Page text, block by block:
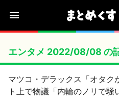
エンタメ 2022/08/08 の
マツコ・デラックス「オタク
ト上で物議「内輪のノリで騒